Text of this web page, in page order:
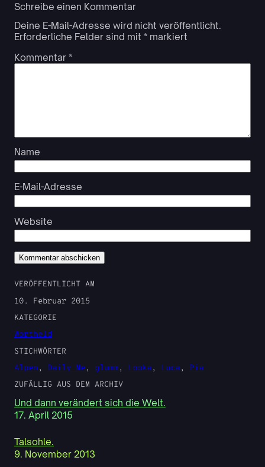
Schreibe einen Kommentar
Deine E-Mail-Adresse wird nicht veröffentlicht.
Erforderliche Felder sind mit * markiert
Kommentar *
Name
E-Mail-Adresse
Website
VERÖFFENTLICHT AM
10. Februar 2015
KATEGORIE
Wortheld
STICHWÖRTER
Alpen , Daily Me, glumm, Looka , Luca , Pia
ZUFÄLLIG AUS DEM ARCHIV
Und dann verändert sich die Welt.
17. April 2015
Talsohle.
9. November 2013